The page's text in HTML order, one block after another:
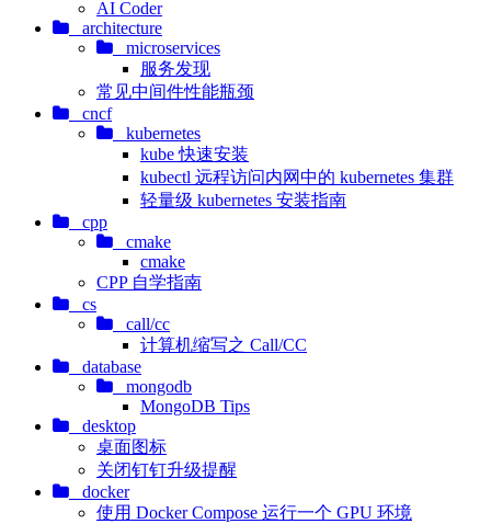
AI Coder
architecture
microservices
服务发现
常见中间件性能瓶颈
cncf
kubernetes
kube 快速安装
kubectl 远程访问内网中的 kubernetes 集群
轻量级 kubernetes 安装指南
cpp
cmake
cmake
CPP 自学指南
cs
call/cc
计算机缩写之 Call/CC
database
mongodb
MongoDB Tips
desktop
桌面图标
关闭钉钉升级提醒
docker
使用 Docker Compose 运行一个 GPU 环境